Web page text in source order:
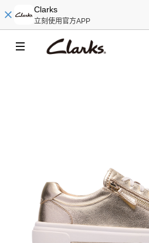
Clarks
立刻使用官方APP